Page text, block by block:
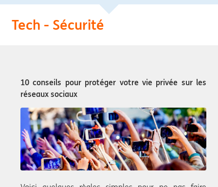
Tech - Sécurité
10 conseils pour protéger votre vie privée sur les
réseaux sociaux